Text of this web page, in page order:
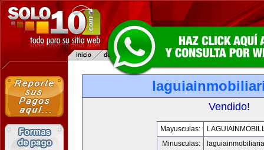
Vendido!
Mayusculas:
Minusculas: